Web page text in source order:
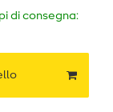
di consegna: